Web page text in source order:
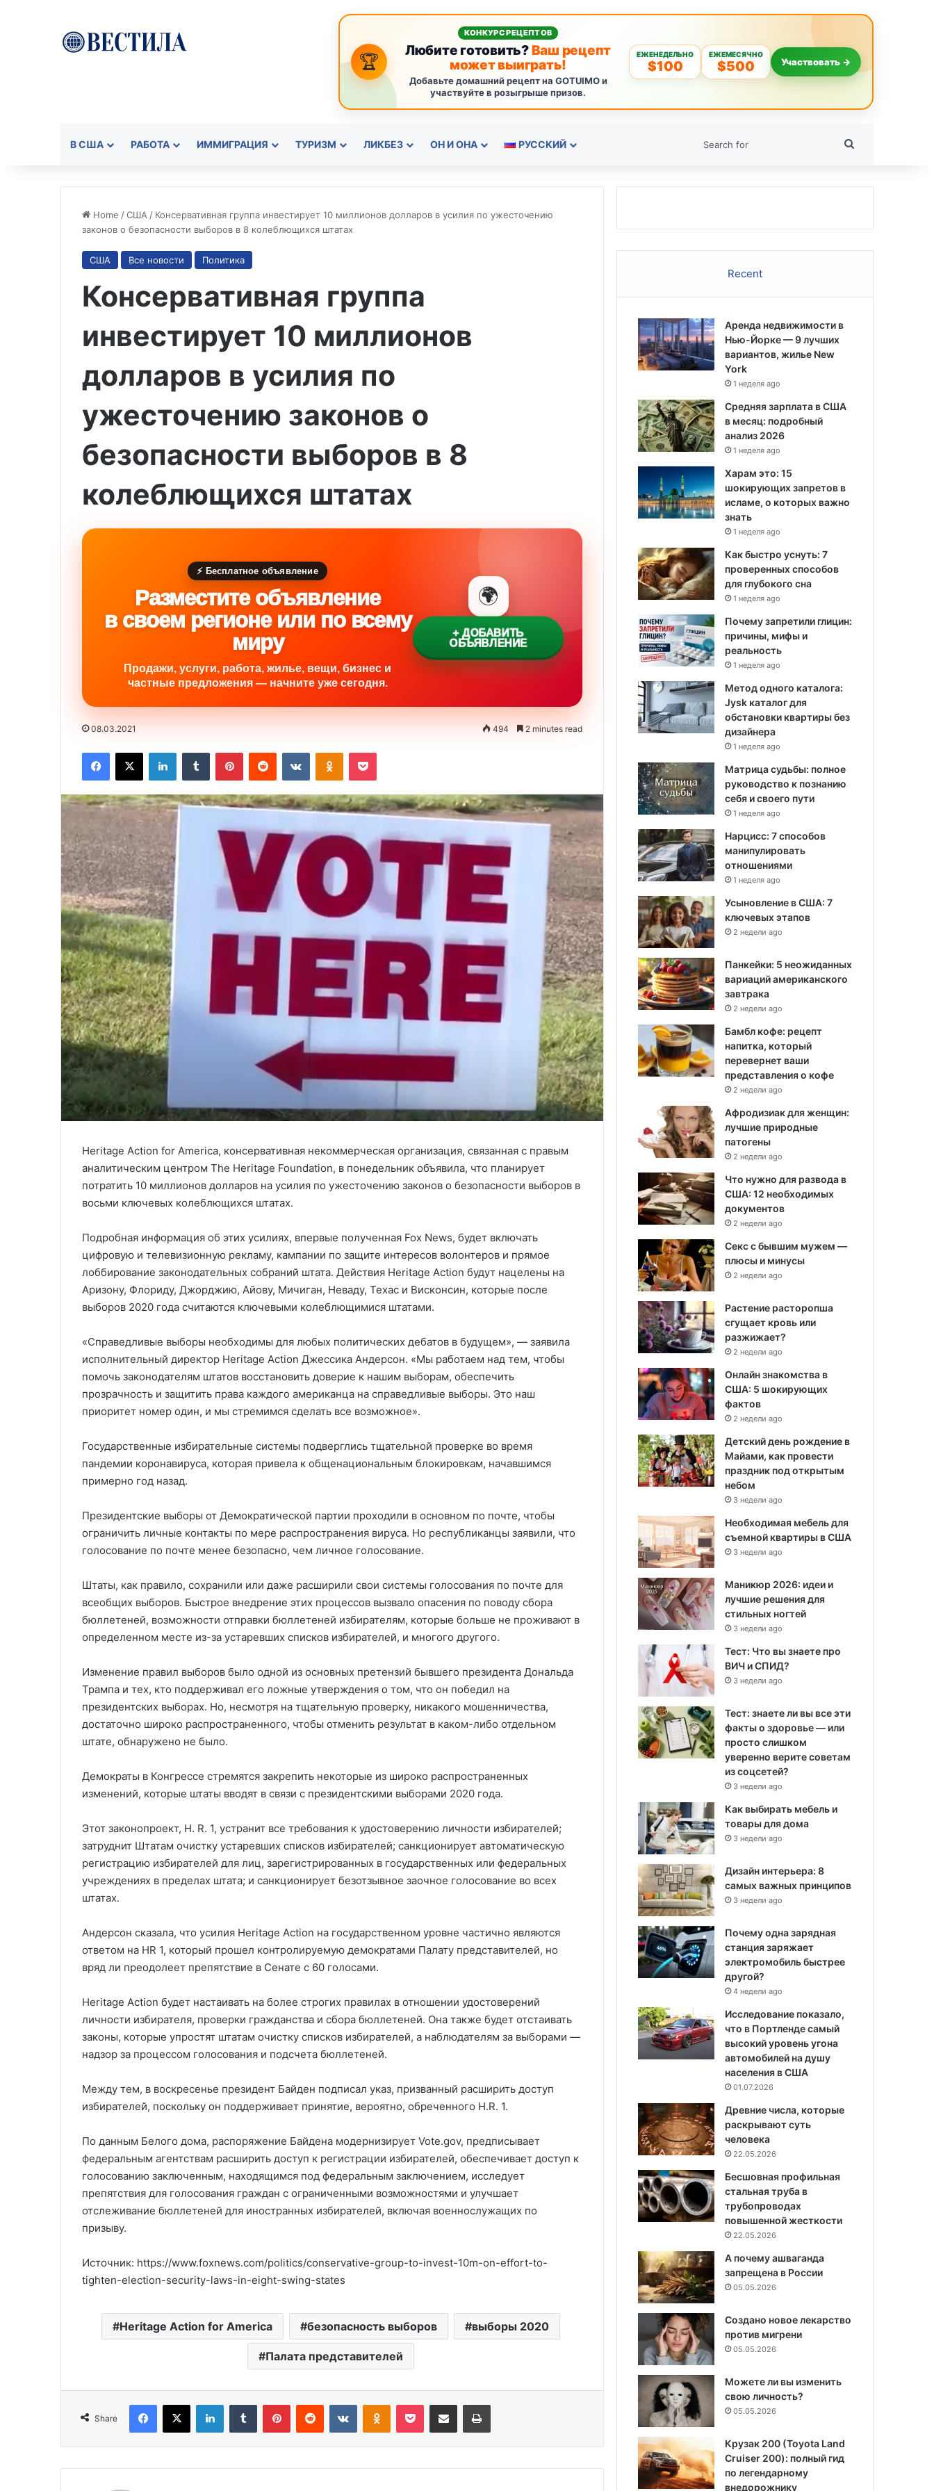
🏆
КОНКУРС РЕЦЕПТОВ
Любите готовить?Ваш рецепт
может выиграть!
Добавьте домашний рецепт на GOTUIMO и
участвуйте в розыгрыше призов.
ЕЖЕНЕДЕЛЬНО
$100
ЕЖЕМЕСЯЧНО
$500 Участвовать →
В США РАБОТА ИММИГРАЦИЯ ТУРИЗМ ЛИКБЕЗ ОН И ОНА РУССКИЙ
Home /США / Консервативная группа инвестирует 10 миллионов долларов в усилия по ужесточению
законов о безопасности выборов в 8 колеблющихся штатах
США Все новости Политика
Консервативная группа
инвестирует 10 миллионов
долларов в усилия по
ужесточению законов о
безопасности выборов в 8
колеблющихся штатах
⚡ Бесплатное объявление
Разместите объявление
в своем регионе или по всему
миру
Продажи, услуги, работа, жилье, вещи, бизнес и
частные предложения — начните уже сегодня.
🌍
+ ДОБАВИТЬ
ОБЪЯВЛЕНИЕ
08.03.2021 494 2 minutes read
Heritage Action for America, консервативная некоммерческая организация, связанная с правым
аналитическим центром The Heritage Foundation, в понедельник объявила, что планирует
потратить 10 миллионов долларов на усилия по ужесточению законов о безопасности выборов в
восьми ключевых колеблющихся штатах.
Подробная информация об этих усилиях, впервые полученная Fox News, будет включать
цифровую и телевизионную рекламу, кампании по защите интересов волонтеров и прямое
лоббирование законодательных собраний штата. Действия Heritage Action будут нацелены на
Аризону, Флориду, Джорджию, Айову, Мичиган, Неваду, Техас и Висконсин, которые после
выборов 2020 года считаются ключевыми колеблющимися штатами.
«Справедливые выборы необходимы для любых политических дебатов в будущем», — заявила
исполнительный директор Heritage Action Джессика Андерсон. «Мы работаем над тем, чтобы
помочь законодателям штатов восстановить доверие к нашим выборам, обеспечить
прозрачность и защитить права каждого американца на справедливые выборы. Это наш
приоритет номер один, и мы стремимся сделать все возможное».
Государственные избирательные системы подверглись тщательной проверке во время
пандемии коронавируса, которая привела к общенациональным блокировкам, начавшимся
примерно год назад.
Президентские выборы от Демократической партии проходили в основном по почте, чтобы
ограничить личные контакты по мере распространения вируса. Но республиканцы заявили, что
голосование по почте менее безопасно, чем личное голосование.
Штаты, как правило, сохранили или даже расширили свои системы голосования по почте для
всеобщих выборов. Быстрое внедрение этих процессов вызвало опасения по поводу сбора
бюллетеней, возможности отправки бюллетеней избирателям, которые больше не проживают в
определенном месте из-за устаревших списков избирателей, и многого другого.
Изменение правил выборов было одной из основных претензий бывшего президента Дональда
Трампа и тех, кто поддерживал его ложные утверждения о том, что он победил на
президентских выборах. Но, несмотря на тщательную проверку, никакого мошенничества,
достаточно широко распространенного, чтобы отменить результат в каком-либо отдельном
штате, обнаружено не было.
Демократы в Конгрессе стремятся закрепить некоторые из широко распространенных
изменений, которые штаты вводят в связи с президентскими выборами 2020 года.
Этот законопроект, H. R. 1, устранит все требования к удостоверению личности избирателей;
затруднит Штатам очистку устаревших списков избирателей; санкционирует автоматическую
регистрацию избирателей для лиц, зарегистрированных в государственных или федеральных
учреждениях в пределах штата; и санкционирует безотзывное заочное голосование во всех
штатах.
Андерсон сказала, что усилия Heritage Action на государственном уровне частично являются
ответом на HR 1, который прошел контролируемую демократами Палату представителей, но
вряд ли преодолеет препятствие в Сенате с 60 голосами.
Heritage Action будет настаивать на более строгих правилах в отношении удостоверений
личности избирателя, проверки гражданства и сбора бюллетеней. Она также будет отстаивать
законы, которые упростят штатам очистку списков избирателей, а наблюдателям за выборами —
надзор за процессом голосования и подсчета бюллетеней.
Между тем, в воскресенье президент Байден подписал указ, призванный расширить доступ
избирателей, поскольку он поддерживает принятие, вероятно, обреченного H.R. 1.
По данным Белого дома, распоряжение Байдена модернизирует Vote.gov, предписывает
федеральным агентствам расширить доступ к регистрации избирателей, обеспечивает доступ к
голосованию заключенным, находящимся под федеральным заключением, исследует
препятствия для голосования граждан с ограниченными возможностями и улучшает
отслеживание бюллетеней для иностранных избирателей, включая военнослужащих по
призыву.
Источник: https://www.foxnews.com/politics/conservative-group-to-invest-10m-on-effort-to-
tighten-election-security-laws-in-eight-swing-states
Heritage Action for America безопасность выборов выборы 2020
Палата представителей
Share
Америка имеет огромный избыток
сыра
Роль политических партий в
выборах США: 8 ключевых фактов
Recent
Аренда недвижимости в
Нью-Йорке — 9 лучших
вариантов, жилье New
York
1 неделя ago
Средняя зарплата в США
в месяц: подробный
анализ 2026
1 неделя ago
Харам это: 15
шокирующих запретов в
исламе, о которых важно
знать
1 неделя ago
Как быстро уснуть: 7
проверенных способов
для глубокого сна
1 неделя ago
Почему запретили глицин:
причины, мифы и
реальность
1 неделя ago
Метод одного каталога:
Jysk каталог для
обстановки квартиры без
дизайнера
1 неделя ago
Матрица судьбы: полное
руководство к познанию
себя и своего пути
1 неделя ago
Нарцисс: 7 способов
манипулировать
отношениями
1 неделя ago
Усыновление в США: 7
ключевых этапов
2 недели ago
Панкейки: 5 неожиданных
вариаций американского
завтрака
2 недели ago
Бамбл кофе: рецепт
напитка, который
перевернет ваши
представления о кофе
2 недели ago
Афродизиак для женщин:
лучшие природные
патогены
2 недели ago
Что нужно для развода в
США: 12 необходимых
документов
2 недели ago
Секс с бывшим мужем —
плюсы и минусы
2 недели ago
Растение расторопша
сгущает кровь или
разжижает?
2 недели ago
Онлайн знакомства в
США: 5 шокирующих
фактов
2 недели ago
Детский день рождение в
Майами, как провести
праздник под открытым
небом
3 недели ago
Необходимая мебель для
съемной квартиры в США
3 недели ago
Маникюр 2026: идеи и
лучшие решения для
стильных ногтей
3 недели ago
Тест: Что вы знаете про
ВИЧ и СПИД?
3 недели ago
Тест: знаете ли вы все эти
факты о здоровье — или
просто слишком
уверенно верите советам
из соцсетей?
3 недели ago
Как выбирать мебель и
товары для дома
3 недели ago
Дизайн интерьера: 8
самых важных принципов
3 недели ago
Почему одна зарядная
станция заряжает
электромобиль быстрее
другой?
4 недели ago
Исследование показало,
что в Портленде самый
высокий уровень угона
автомобилей на душу
населения в США
01.07.2026
Древние числа, которые
раскрывают суть
человека
22.05.2026
Бесшовная профильная
стальная труба в
трубопроводах
повышенной жесткости
22.05.2026
А почему ашваганда
запрещена в России
05.05.2026
Создано новое лекарство
против мигрени
05.05.2026
Можете ли вы изменить
свою личность?
05.05.2026
Крузак 200 (Toyota Land
Cruiser 200): полный гид
по легендарному
внедорожнику